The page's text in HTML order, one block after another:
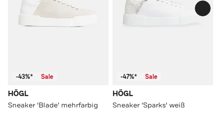
-43%* Sale
HÖGL
Sneaker 'Blade' mehrfarbig
-47%* Sale
HÖGL
Sneaker 'Sparks' weiß